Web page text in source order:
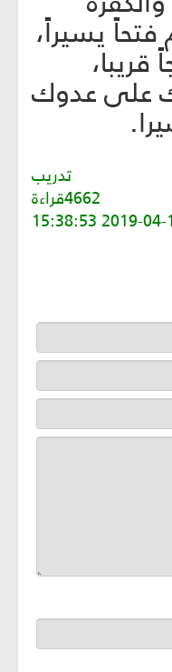
يسيراً،
قريبا،
على عدوك
تدريب
4662قراءة
2019-04-16